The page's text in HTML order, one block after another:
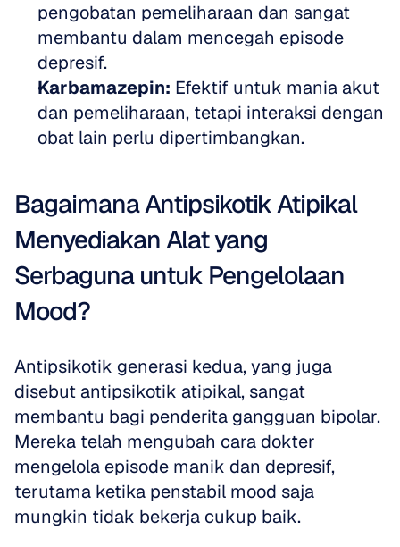
pengobatan pemeliharaan dan sangat
membantu dalam mencegah episode
depresif.
Karbamazepin: Efektif untuk mania akut
dan pemeliharaan, tetapi interaksi dengan
obat lain perlu dipertimbangkan.
Bagaimana Antipsikotik Atipikal
Menyediakan Alat yang
Serbaguna untuk Pengelolaan
Mood?
Antipsikotik generasi kedua, yang juga
disebut antipsikotik atipikal, sangat
membantu bagi penderita gangguan bipolar.
Mereka telah mengubah cara dokter
mengelola episode manik dan depresif,
terutama ketika penstabil mood saja
mungkin tidak bekerja cukup baik.